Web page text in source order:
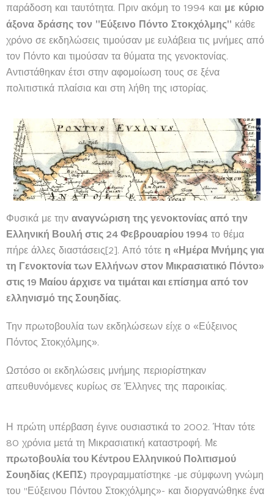
παράδοση και ταυτότητα. Πριν ακόμη το 1994 και με κύριο
άξονα δράσης τον "Εύξεινο Πόντο Στοκχόλμης" κάθε
χρόνο σε εκδηλώσεις τιμούσαν με ευλάβεια τις μνήμες από
τον Πόντο και τιμούσαν τα θύματα της γενοκτονίας.
Αντιστάθηκαν έτσι στην αφομοίωση τους σε ξένα
πολιτιστικά πλαίσια και στη λήθη της ιστορίας.
Φυσικά με την αναγνώριση της γενοκτονίας από την
Ελληνική Βουλή στις 24 Φεβρουαρίου 1994 το θέμα
πήρε άλλες διαστάσεις[2]. Από τότε η «Ημέρα Μνήμης για
τη Γενοκτονία των Ελλήνων στον Μικρασιατικό Πόντο»
στις 19 Μαίου άρχισε να τιμάται και επίσημα από τον
ελληνισμό της Σουηδίας.
Την πρωτοβουλία των εκδηλώσεων είχε ο «Εύξεινος
Πόντος Στοκχόλμης».
Ωστόσο οι εκδηλώσεις μνήμης περιορίστηκαν
απευθυνόμενες κυρίως σε Έλληνες της παροικίας.
Η πρώτη υπέρβαση έγινε ουσιαστικά το 2002. Ήταν τότε
80 χρόνια μετά τη Μικρασιατική καταστροφή. Με
πρωτοβουλία του Κέντρου Ελληνικού Πολιτισμού
Σουηδίας (ΚΕΠΣ) προγραμματίστηκε -με σύμφωνη γνώμη
του "Εύξεινου Πόντου Στοκχόλμης»- και διοργανώθηκε ένα